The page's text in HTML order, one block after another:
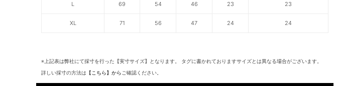
L 69 54 46 23 23
XL 71 56 47 24 24
※上記表は弊社にて採寸を行った【実寸サイズ】となります。 タグに書かれておりますサイズとは異なる場合がございます。
詳しい採寸の方法は 【こちら】から ご確認ください。